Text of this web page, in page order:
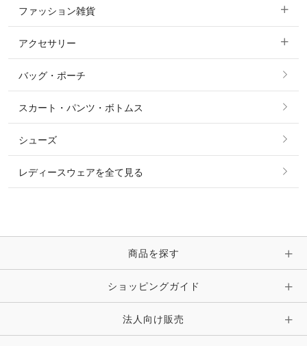
ニット・セーター
シャツ・ブラウス・ワンピース
ショージャケット
ショーシャツ
ファッション雑貨
すべてのファッション雑貨
ソックス
ベルト
時計・財布・キーケース・革小物
キーホルダー・チャーム・ストラップ
その他 ファッション雑貨
アクセサリー
すべてのアクセサリー
リング
ピアス・イヤリング
ピン・ブローチ・コサージュ
その他 アクセサリー
バッグ・ポーチ
スカート・パンツ・ボトムス
シューズ
レディースウェアを全て見る
商品を探す
ショッピングガイド
法人向け販売